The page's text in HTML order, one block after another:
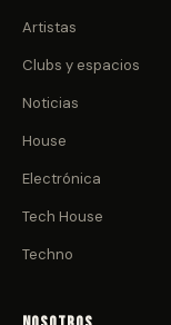
Artistas
Clubs y espacios
Noticias
House
Electrónica
Tech House
Techno